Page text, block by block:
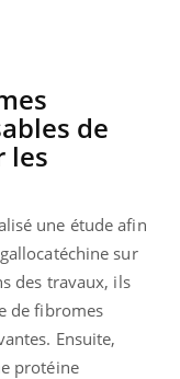
de
les
une étude afin
sur
des travaux, ils
de fibromes
Ensuite,
protéine